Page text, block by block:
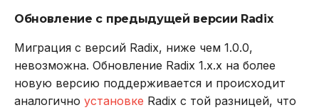
zmscore
zpopmax
Обновление с предыдущей версии Radix
Миграция с версий Radix, ниже чем 1.0.0,
невозможна. Обновление Radix 1.x.x на более
новую версию поддерживается и происходит
аналогично установке Radix с той разницей, что